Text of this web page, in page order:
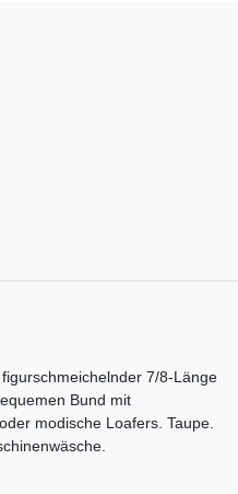
7/8-Länge
Bund mit
modische Loafers. Taupe.